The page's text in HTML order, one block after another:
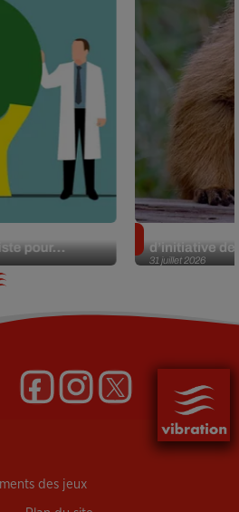
pour...
31 juillet 2026
d’initiative
des jeux